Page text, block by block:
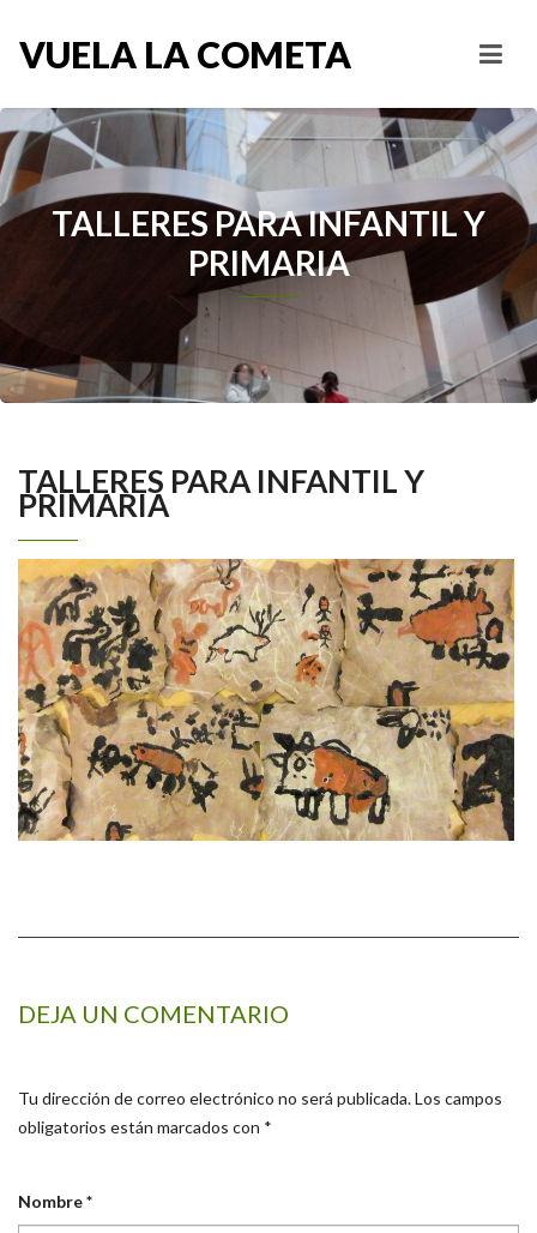
VUELA LA COMETA
TALLERES PARA INFANTIL Y
PRIMARIA
TALLERES PARA INFANTIL Y
PRIMARIA
DEJA UN COMENTARIO
Tu dirección de correo electrónico no será publicada.Los campos
obligatorios están marcados con *
Nombre*